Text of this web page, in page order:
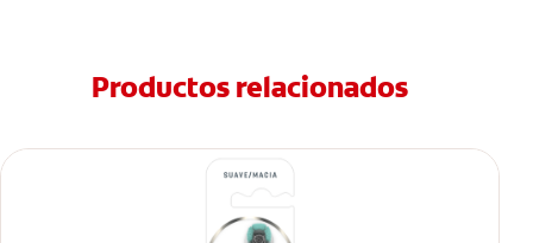
Productos relacionados